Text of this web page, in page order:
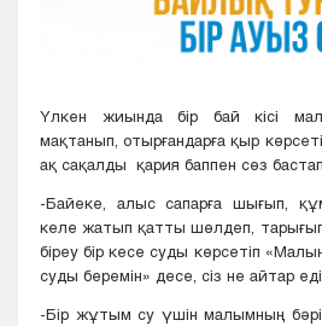
Үлкен жиында бір бай кісі
мақтанып, отырғандарға қыр
ақ сақалды қария баппен сөз
-Байеке, алыс сапарға шығып,
келе жатып қатты шөлдеп,
біреу бір кесе суды көрсетіп
суды беремін» десе, сіз не айтар
-Бір жұтым су үшін малымның